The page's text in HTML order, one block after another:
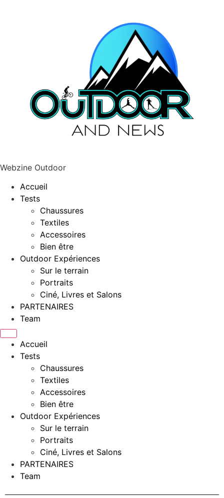
Webzine Outdoor
Accueil
Tests
Chaussures
Textiles
Accessoires
Bien être
Outdoor Expériences
Sur le terrain
Portraits
Ciné, Livres et Salons
PARTENAIRES
Team
Accueil
Tests
Chaussures
Textiles
Accessoires
Bien être
Outdoor Expériences
Sur le terrain
Portraits
Ciné, Livres et Salons
PARTENAIRES
Team